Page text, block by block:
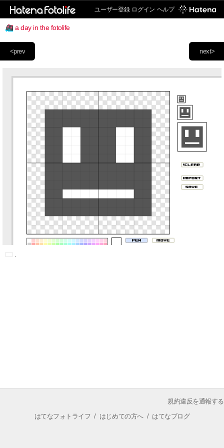
ユーザー登録 ログイン ヘルプ
a day in the fotolife
next>
<prev
規約違反を通報する
はてなフォトライフ / はじめての方へ/ はてなブログ